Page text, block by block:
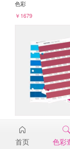
色彩
￥1679
19-2039TPG
￥98
首页 色彩